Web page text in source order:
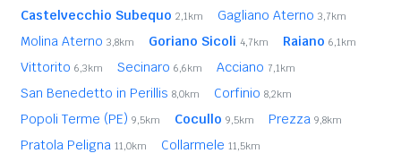
Castelvecchio Subequo 2,1km Gagliano Aterno 3,7km
Molina Aterno 3,8km Goriano Sicoli 4,7km Raiano 6,1km
Vittorito 6,3km Secinaro 6,6km Acciano 7,1km
San Benedetto in Perillis 8,0km Corfinio 8,2km
Popoli Terme (PE) 9,5km Cocullo 9,5km Prezza 9,8km
Pratola Peligna 11,0km Collarmele 11,5km